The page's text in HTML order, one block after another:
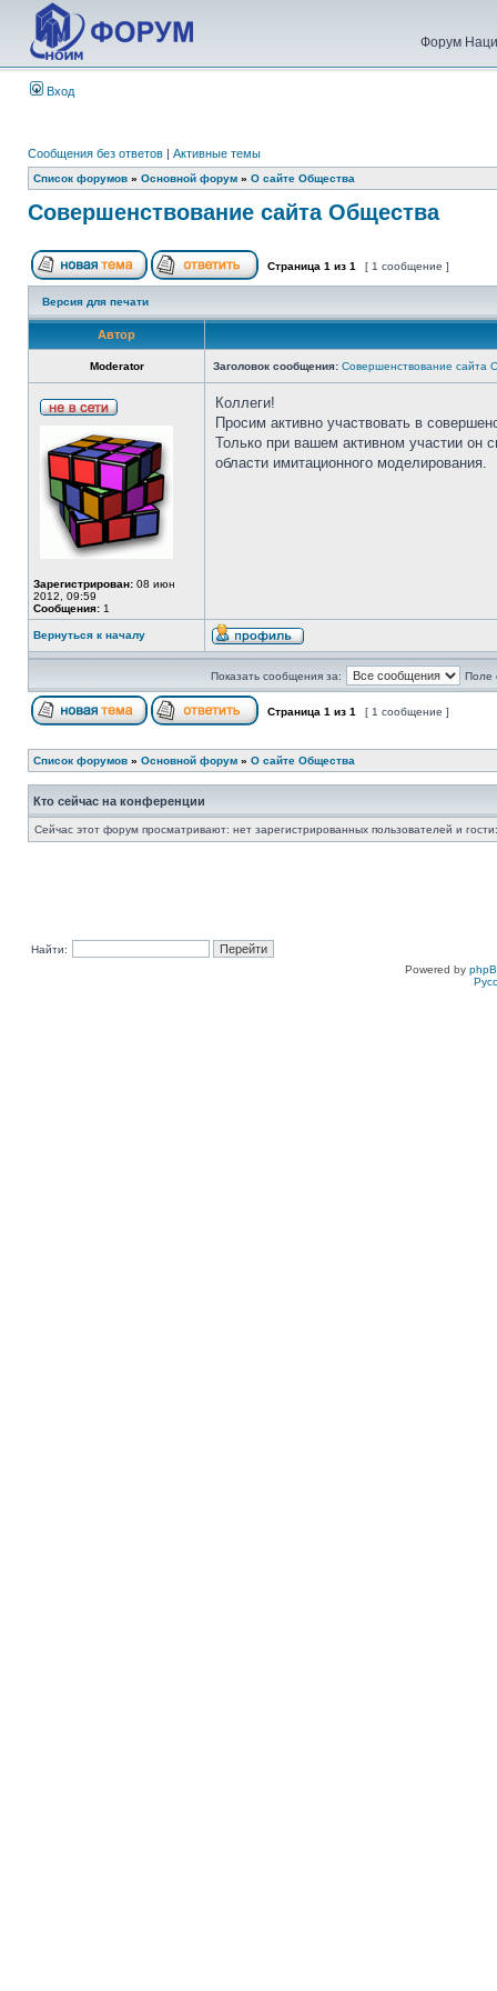
Форум
Вход
Сообщения без ответов | Активные темы
Список форумов » Основной форум » О сайте Общества
Совершенствование сайта Общества
Страница 1 из 1 [ 1 сообщение ]
Версия для печати
Автор
Moderator Заголовок сообщения: Совершенствование сайта
Зарегистрирован: 08 июн
2012, 09:59
Сообщения: 1
Коллеги!
Просим активно участвовать в
Только при вашем активном участии он
области имитационного моделирования.
Вернуться к началу
Показать сообщения за: Поле
Страница 1 из 1 [ 1 сообщение ]
Список форумов » Основной форум » О сайте Общества
Кто сейчас на конференции
Сейчас этот форум просматривают: нет зарегистрированных пользователей и
Найти:
Powered by